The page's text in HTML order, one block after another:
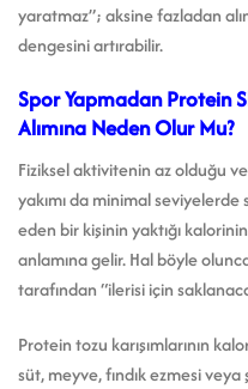
yaratmaz”; aksine fazladan
dengesini artırabilir.
Spor Yapmadan Protein
Alımına Neden Olur Mu?
Fiziksel aktivitenin az olduğu
yakımı da minimal
eden bir kişinin yaktığı
anlamına gelir. Hal böyle
tarafından “ilerisi için
Protein tozu karışımlarının
süt, meyve, fındık ezmesi